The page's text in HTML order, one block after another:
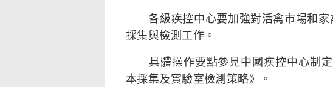
各級疾控中心要加強對活禽市場和家
採集與檢測工作。
具體操作要點參見中國疾控中心制定
本採集及實驗室檢測策略》。